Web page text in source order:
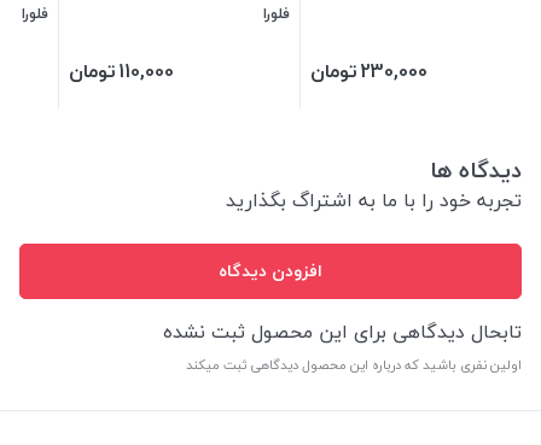
230,000تومان
فلورا
110,000تومان
فلورا
دیدگاه ها
تجربه خود را با ما به اشتراگ بگذارید
افزودن دیدگاه
تابحال دیدگاهی برای این محصول ثبت نشده
اولین نفری باشید که درباره این محصول دیدگاهی ثبت میکند